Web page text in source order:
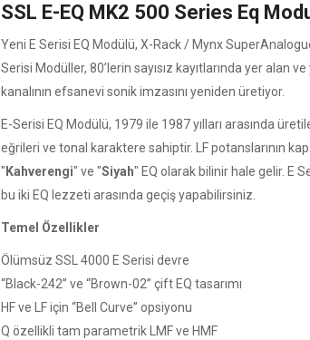
SSL E-EQ MK2 500 Series Eq
Yeni E Serisi EQ Modülü, X-Rack / Mynx
Serisi Modüller, 80’lerin sayısız kayıtlarında yer alan
kanalının efsanevi sonik imzasını yeniden üretiyor.
E-Serisi EQ Modülü, 1979 ile 1987 yılları arasında
eğrileri ve tonal karaktere sahiptir. LF potanslarının
" Kahverengi" ve "Siyah" EQ olarak bilinir hale gelir. E
bu iki EQ lezzeti arasında geçiş yapabilirsiniz.
Temel Özellikler
Ölümsüz SSL 4000 E Serisi devre
“Black-242” ve “Brown-02” çift EQ tasarımı
HF ve LF için “Bell Curve” opsiyonu
Q özellikli tam parametrik LMF ve HMF